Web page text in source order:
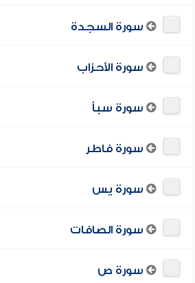
سورة السجدة
سورة الأحزاب
سورة سبأ
سورة فاطر
سورة يس
سورة الصافات
سورة ص